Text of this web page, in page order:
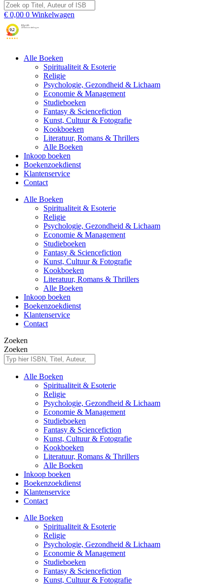
€ 0,00 0 Winkelwagen
Alle Boeken
Spiritualiteit & Esoterie
Religie
Psychologie, Gezondheid & Lichaam
Economie & Management
Studieboeken
Fantasy & Sciencefiction
Kunst, Cultuur & Fotografie
Kookboeken
Literatuur, Romans & Thrillers
Alle Boeken
Inkoop boeken
Boekenzoekdienst
Klantenservice
Contact
Alle Boeken
Spiritualiteit & Esoterie
Religie
Psychologie, Gezondheid & Lichaam
Economie & Management
Studieboeken
Fantasy & Sciencefiction
Kunst, Cultuur & Fotografie
Kookboeken
Literatuur, Romans & Thrillers
Alle Boeken
Inkoop boeken
Boekenzoekdienst
Klantenservice
Contact
Zoeken
Zoeken
Alle Boeken
Spiritualiteit & Esoterie
Religie
Psychologie, Gezondheid & Lichaam
Economie & Management
Studieboeken
Fantasy & Sciencefiction
Kunst, Cultuur & Fotografie
Kookboeken
Literatuur, Romans & Thrillers
Alle Boeken
Inkoop boeken
Boekenzoekdienst
Klantenservice
Contact
Alle Boeken
Spiritualiteit & Esoterie
Religie
Psychologie, Gezondheid & Lichaam
Economie & Management
Studieboeken
Fantasy & Sciencefiction
Kunst, Cultuur & Fotografie